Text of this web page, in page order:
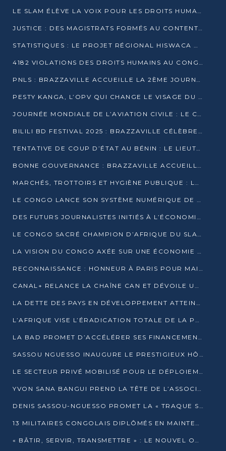
LE SLAM ÉLÈVE LA VOIX POUR LES DROITS HUMAINS À BRAZZAVILLE
JUSTICE : DES MAGISTRATS FORMÉS AU CONTENTIEUX DE LA PROPRIÉTÉ INTELLECTUELLE
STATISTIQUES : LE PROJET RÉGIONAL HISWACA OFFICIELLEMENT LANCÉ AU CONGO
4182 VIOLATIONS DES DROITS HUMAINS AU CONGO EN 2025 SELON LE CAD
PNLS : BRAZZAVILLE ACCUEILLE LA 2ÈME JOURNÉE SCIENTIFIQUE SUR LE VIH/SIDA
PESTY KANGA, L’OPV QUI CHANGE LE VISAGE DU REPORTAGE AU CONGO
JOURNÉE MONDIALE DE L’AVIATION CIVILE : LE CONGO MISE SUR L’INNOVATION ET LA SÉCURITÉ
BILILI BD FESTIVAL 2025 : BRAZZAVILLE CÉLÈBRE DIX ANS DE CRÉATION GRAPHIQUE AFRICAINE
TENTATIVE DE COUP D’ÉTAT AU BÉNIN : LE LIEUTENANT-COLONEL TIGRI S’AUTOPROCLAME CHEF D’UN COMITÉ MILITAIRE
BONNE GOUVERNANCE : BRAZZAVILLE ACCUEILLE LES PREMIÈRES JOURNÉES CONGOLAISES DE L’ÉVALUATION
MARCHÉS, TROTTOIRS ET HYGIÈNE PUBLIQUE : LE GOUVERNEMENT DURCIT LE TON
LE CONGO LANCE SON SYSTÈME NUMÉRIQUE DE VÉRIFICATION DU BOIS
DES FUTURS JOURNALISTES INITIÉS À L’ÉCONOMIE BLEUE DURABLE
LE CONGO SACRÉ CHAMPION D’AFRIQUE DU SLAM 2025
LA VISION DU CONGO AXÉE SUR UNE ÉCONOMIE BAS CARBONE AU RENDEZ-VOUS DE MONACO 2025
RECONNAISSANCE : HONNEUR À PARIS POUR MAIXENT RAOUL OMINGA
CANAL+ RELANCE LA CHAÎNE CAN ET DÉVOILE UNE OFFRE EXCEPTIONNELLE POUR DÉCEMBRE
LA DETTE DES PAYS EN DÉVELOPPEMENT ATTEINT UN SOMMET HISTORIQUE ENTRE 2022 ET 2024
L’AFRIQUE VISE L’ÉRADICATION TOTALE DE LA POLIOMYÉLITE D’ICI 2026
LA BAD PROMET D’ACCÉLÉRER SES FINANCEMENTS AVEC LE MINISTÈRE DE L’ASSAINISSEMENT
SASSOU NGUESSO INAUGURE LE PRESTIGIEUX HÔTEL KEMPINSKI BRAZZAVILLE
LE SECTEUR PRIVÉ MOBILISÉ POUR LE DÉPLOIEMENT DE 19 MINI-CENTRALES SOLAIRES
YVON SANA BANGUI PREND LA TÊTE DE L’ASSOCIATION DES BANQUES CENTRALES AFRICAINES
DENIS SASSOU-NGUESSO PROMET LA « TRAQUE SANS RELÂCHE » DU GRAND BANDITISME
13 MILITAIRES CONGOLAIS DIPLÔMÉS EN MAINTENANCE INDUSTRIELLE APRÈS TROIS ANS DE FORMATION À L’UNIVERSITÉ MARIEN-NGOUABI
« BÂTIR, SERVIR, TRANSMETTRE » : LE NOUVEL OUVRAGE QUI INTERPELLE LES COLLECTIVITÉS